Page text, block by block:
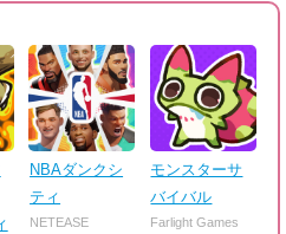
NBAダンクシ
ティ
NETEASE
モンスターサ
バイバル
Farlight Games